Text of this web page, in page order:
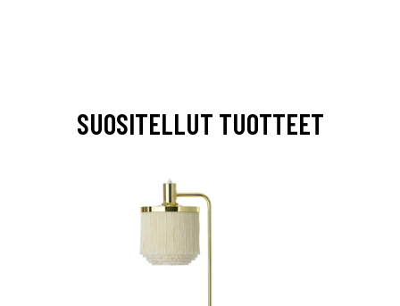
SUOSITELLUT TUOTTEET